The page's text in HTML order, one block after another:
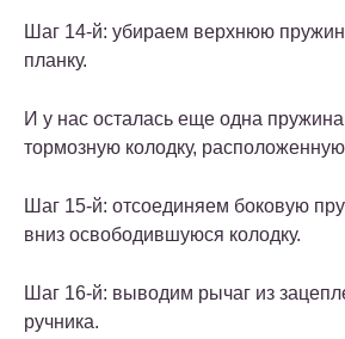
Шаг 14-й: убираем верхнюю
планку.
И у нас осталась еще одна
тормозную колодку,
Шаг 15-й: отсоединяем боковую
вниз освободившуюся колодку.
Шаг 16-й: выводим рычаг из
ручника.